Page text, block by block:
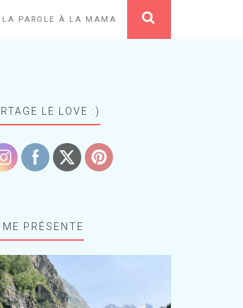
LA PAROLE À LA MAMA
LE LOVE :)
ME PRÉSENTE